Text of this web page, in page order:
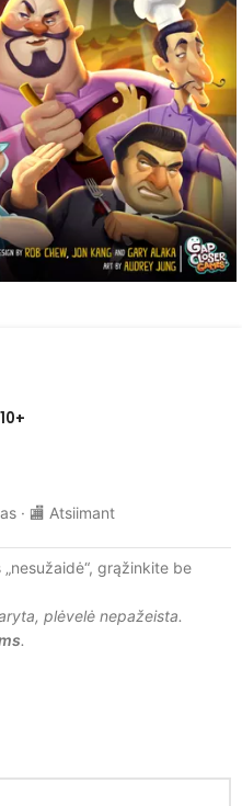
10+
· 🏬 Atsiimant
grąžinkite be
plėvelė nepažeista.
.